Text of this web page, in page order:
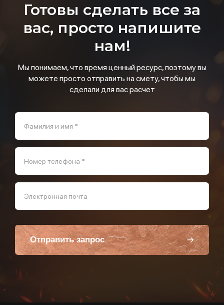
Готовы сделать все за
вас, просто напишите
нам!
Мы понимаем, что время ценный ресурс, поэтому вы
можете просто отправить на смету, чтобы мы
сделали для вас расчет
Фамилия и имя *
Номер телефона *
Электронная почта
Отправить запрос